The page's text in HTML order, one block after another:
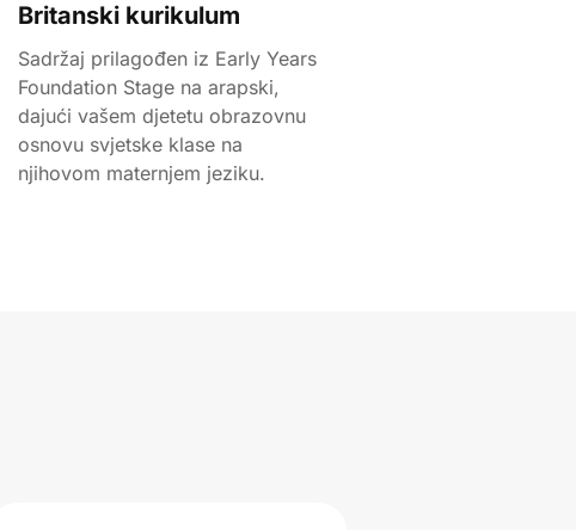
Britanski kurikulum
Sadržaj prilagođen iz Early Years
Foundation Stage na arapski,
dajući vašem djetetu obrazovnu
osnovu svjetske klase na
njihovom maternjem jeziku.